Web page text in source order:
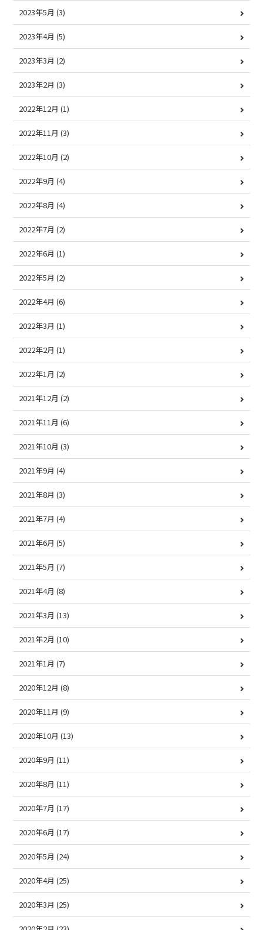
2023年5月 (3)
2023年4月 (5)
2023年3月 (2)
2023年2月 (3)
2022年12月 (1)
2022年11月 (3)
2022年10月 (2)
2022年9月 (4)
2022年8月 (4)
2022年7月 (2)
2022年6月 (1)
2022年5月 (2)
2022年4月 (6)
2022年3月 (1)
2022年2月 (1)
2022年1月 (2)
2021年12月 (2)
2021年11月 (6)
2021年10月 (3)
2021年9月 (4)
2021年8月 (3)
2021年7月 (4)
2021年6月 (5)
2021年5月 (7)
2021年4月 (8)
2021年3月 (13)
2021年2月 (10)
2021年1月 (7)
2020年12月 (8)
2020年11月 (9)
2020年10月 (13)
2020年9月 (11)
2020年8月 (11)
2020年7月 (17)
2020年6月 (17)
2020年5月 (24)
2020年4月 (25)
2020年3月 (25)